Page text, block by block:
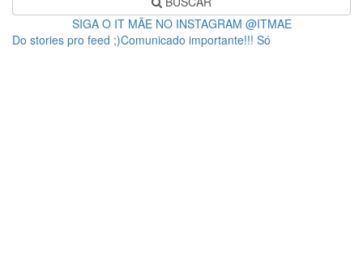
SIGA O IT MÃE NO INSTAGRAM @ITMAE
Do stories pro feed ;)Comunicado importante!!! Só